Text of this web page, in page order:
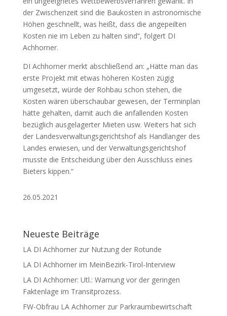
der Zwischenzeit sind die Baukosten in astronomische
Höhen geschnellt, was heißt, dass die angepeilten
Kosten nie im Leben zu halten sind“, folgert DI
Achhorner.
DI Achhorner merkt abschließend an: „Hätte man das
erste Projekt mit etwas höheren Kosten zügig
umgesetzt, würde der Rohbau schon stehen, die
Kosten wären überschaubar gewesen, der Terminplan
hätte gehalten, damit auch die anfallenden Kosten
bezüglich ausgelagerter Mieten usw. Weiters hat sich
der Landesverwaltungsgerichtshof als Handlanger des
Landes erwiesen, und der Verwaltungsgerichtshof
musste die Entscheidung über den Ausschluss eines
Bieters kippen.“
26.05.2021
Neueste Beiträge
LA DI Achhorner zur Nutzung der Rotunde
LA DI Achhorner im MeinBezirk-Tirol-Interview
LA DI Achhorner: Utl.: Warnung vor der geringen
Faktenlage im Transitprozess.
FW-Obfrau LA Achhorner zur Parkraumbewirtschaft